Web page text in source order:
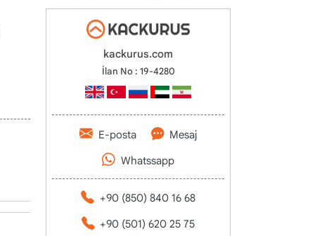
kackurus.com
İlan No : 19-4280
E-posta Mesaj
Whatssapp
+90 (850) 840 16 68
+90 (501) 620 25 75